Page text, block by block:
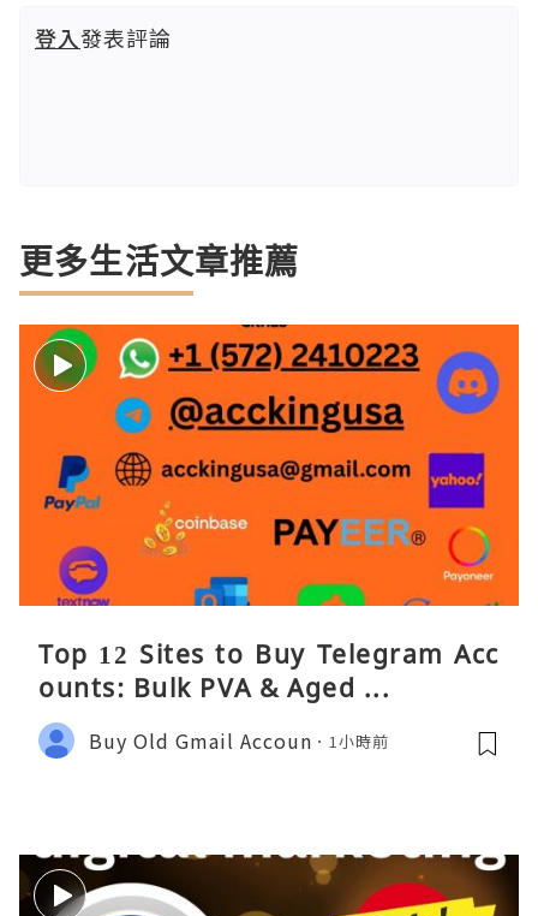
登入發表評論
更多生活文章推薦
Top 12 Sites to Buy Telegram Acc
ounts: Bulk PVA & Aged ...
Buy Old Gmail Accoun 1小時前